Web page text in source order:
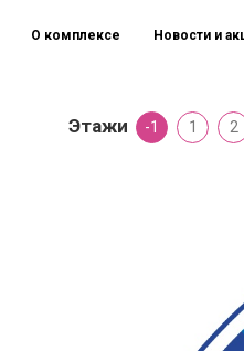
О комплексе Новости и
Этажи -1 1 2